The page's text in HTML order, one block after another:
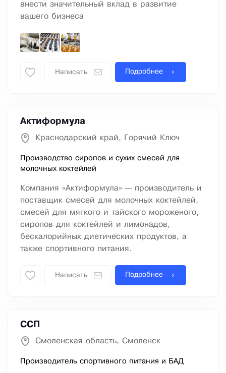
внести значительный вклад в развитие
вашего бизнеса
Написать Подробнее
Актиформула
Краснодарский край, Горячий Ключ
Производство сиропов и сухих смесей для
молочных коктейлей
Компания «Актиформула» — производитель и
поставщик смесей для молочных коктейлей,
смесей для мягкого и тайского мороженого,
сиропов для коктейлей и лимонадов,
бескалорийных диетических продуктов, а
также спортивного питания.
Написать Подробнее
ССП
Смоленская область, Смоленск
Производитель спортивного питания и БАД